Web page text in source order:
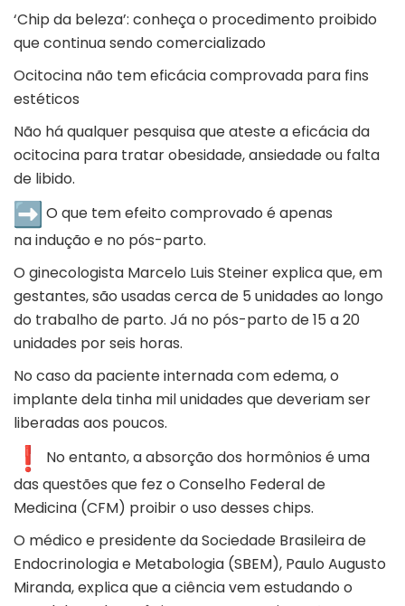
‘Chip da beleza’: conheça o procedimento proibido
que continua sendo comercializado
Ocitocina não tem eficácia comprovada para fins
estéticos
Não há qualquer pesquisa que ateste a eficácia da
ocitocina para tratar obesidade, ansiedade ou falta
de libido.
O que tem efeito comprovado é apenas
na indução e no pós-parto.
O ginecologista Marcelo Luis Steiner explica que, em
gestantes, são usadas cerca de 5 unidades ao longo
do trabalho de parto. Já no pós-parto de 15 a 20
unidades por seis horas.
No caso da paciente internada com edema, o
implante dela tinha mil unidades que deveriam ser
liberadas aos poucos.
No entanto, a absorção dos hormônios é uma
das questões que fez o Conselho Federal de
Medicina (CFM) proibir o uso desses chips.
O médico e presidente da Sociedade Brasileira de
Endocrinologia e Metabologia (SBEM), Paulo Augusto
Miranda, explica que a ciência vem estudando o